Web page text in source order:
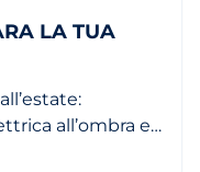
LA TUA
all’ombra e